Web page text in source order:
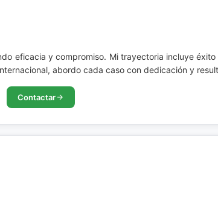
eficacia y compromiso. Mi trayectoria incluye
abordo cada caso con dedicación y
Contactar